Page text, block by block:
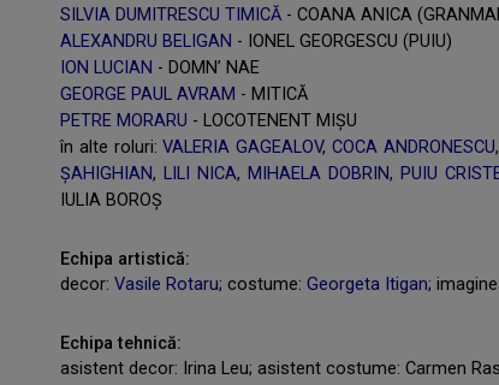
SILVIA DUMITRESCU TIMICĂ - COANA ANICA
ALEXANDRU BELIGAN - IONEL GEORGESCU (PUIU)
ION LUCIAN - DOMN’ NAE
GEORGE PAUL AVRAM - MITICĂ
PETRE MORARU - LOCOTENENT MIŞU
în alte roluri:VALERIA GAGEALOV, COCA ANDRONESCU,
ŞAHIGHIAN, LILI NICA, MIHAELA DOBRIN, PUIU
IULIA BOROŞ
Echipa artistică:
decor: Vasile Rotaru; costume: Georgeta Itigan;
Echipa tehnică:
asistent decor: Irina Leu; asistent costume: Carmen